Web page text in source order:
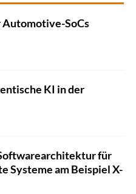
SoCs
KI in der
für
Systeme am Beispiel X-